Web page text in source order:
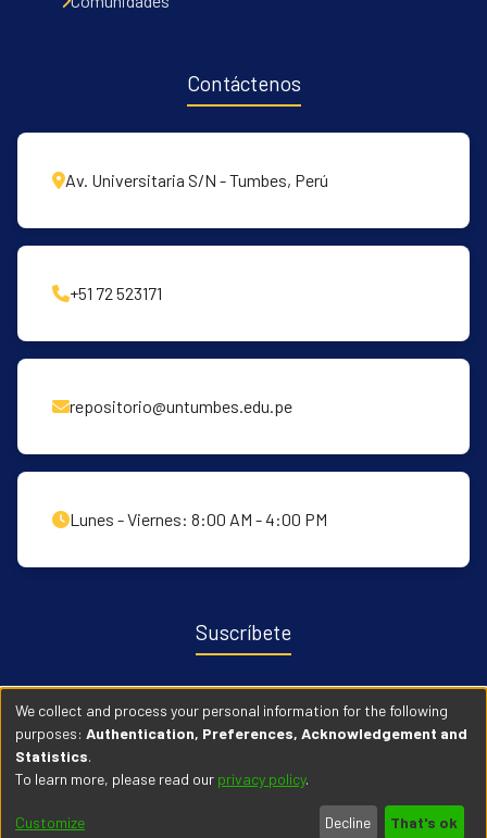
Contáctenos
Av. Universitaria S/N - Tumbes, Perú
+51 72 523171
repositorio@untumbes.edu.pe
Lunes - Viernes: 8:00 AM - 4:00 PM
Suscríbete
Recibe notificaciones sobre nuevas publicaciones y eventos
relacionados con el repositorio. ingresa Aqui →
We collect and process your personal information for the following
purposes: Authentication, Preferences, Acknowledgement and
Statistics.
To learn more, please read our privacy policy.
Customize Decline That's ok